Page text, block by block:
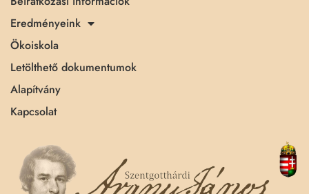
Eredményeink
Ökoiskola
Letölthető dokumentumok
Alapítvány
Kapcsolat